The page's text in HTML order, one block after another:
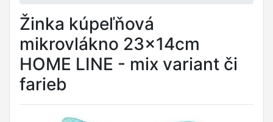
Žinka kúpeľňová
mikrovlákno 23x14cm
HOME LINE - mix variant či
farieb